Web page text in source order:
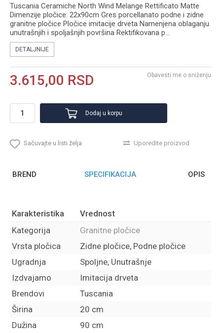
Tuscania Ceramiche North Wind Melange Rettificato Matte
Dimenzije pločice: 22x90cm Gres porcellanato podne i zidne
granitne pločice Pločice imitacije drveta Namenjena oblaganju
unutrašnjih i spoljašnjih površina Rektifikovana p...
DETALJNIJE
3.615,00 RSD Obavesti me o sniženju
Dodaj u korpu
Sačuvajte u listi želja Uporedite proizvod
BREND SPECIFIKACIJA OPIS
Karakteristika
Vrednost
Kategorija
Granitne pločice
Vrsta pločica
Zidne pločice, Podne pločice
Ugradnja
Spoljne, Unutrašnje
Izdvajamo
Imitacija drveta
Brendovi
Tuscania
Širina
20 cm
Dužina
90 cm